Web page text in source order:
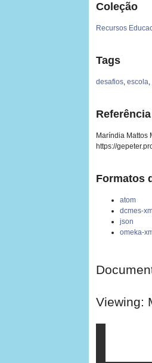
Coleção
Recursos
Tags
desafios,escola,
Referência
Maríndia Mattos
https://
Formatos
atom
dcmes-
json
omeka-
Viewing: